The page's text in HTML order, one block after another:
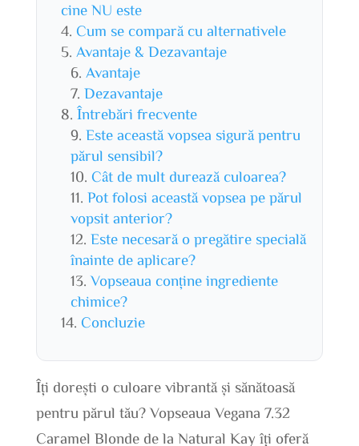
cine NU este
Cum se compară cu alternativele
Avantaje & Dezavantaje
Avantaje
Dezavantaje
Întrebări frecvente
Este această vopsea sigură pentru
părul sensibil?
Cât de mult durează culoarea?
Pot folosi această vopsea pe părul
vopsit anterior?
Este necesară o pregătire specială
înainte de aplicare?
Vopseaua conține ingrediente
chimice?
Concluzie
Îți dorești o culoare vibrantă și sănătoasă
pentru părul tău? Vopseaua Vegana 7.32
Caramel Blonde de la Natural Kay îți oferă